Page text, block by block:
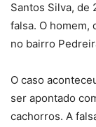
Santos Silva, de
falsa. O homem,
no bairro
O caso
ser apontado
cachorros. A